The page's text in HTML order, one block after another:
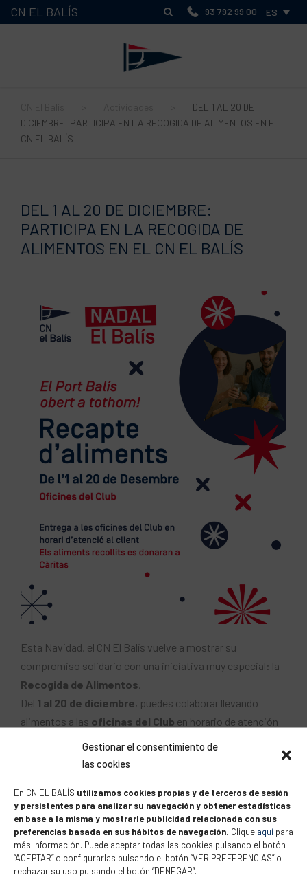
Gestionar el consentimiento de
las cookies
En CN EL BALÍS utilizamos cookies propias y de terceros de sesión
y persistentes para analizar su navegación y obtener estadísticas
en base a la misma y mostrarle publicidad relacionada con sus
preferencias basada en sus hábitos de navegación. Clique aquí para
más información. Puede aceptar todas las cookies pulsando el botón
“ACEPTAR” o configurarlas pulsando el botón “VER PREFERENCIAS” o
rechazar su uso pulsando el botón “DENEGAR”.
CN EL BALÍS 93 792 99 00 ES
DEL 1 AL 20 DE
DICIEMBRE: PARTICIPA EN LA RECOGIDA DE ALIMENTOS EN EL
CN EL BALÍS
DEL 1 AL 20 DE DICIEMBRE:
PARTICIPA EN LA RECOGIDA DE
ALIMENTOS EN EL CN EL BALÍS
Esta Navidad, el CN El Balís vuelve a mostrar su
compromiso solidario con una iniciativa muy especial: la
Recogida de Alimentos
Del 1 al 20 de diciembre, puedes colaborar llevando
alimentos a las oficinas del Club en horario de atención
ayudando a las familias que más lo necesitan en estas
fechas tan señaladas.
¡Únete a esta acción solidaria y hagamos que esta
Navidad llegue a todos!